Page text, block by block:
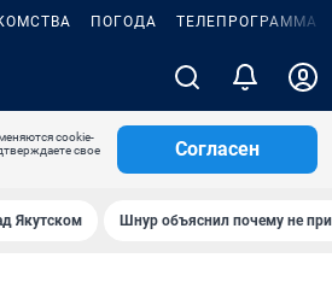
ПОГОДА ТЕЛЕПРОГРАММА
cookie-
свое
Согласен
Якутском Шнур объяснил почему не